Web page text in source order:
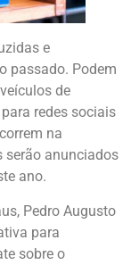
e
passado. Podem
de
redes sociais
na
serão anunciados
ano.
Pedro Augusto
para
sobre o